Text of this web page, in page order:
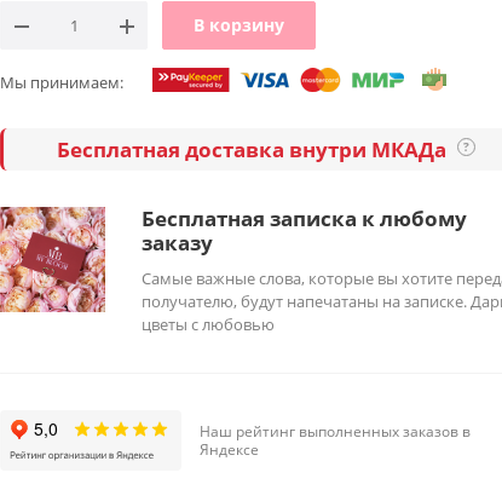
В корзину
Мы принимаем:
Бесплатная доставка внутри МКАДа ?
Бесплатная записка к любому
заказу
Самые важные слова, которые вы хотите
получателю, будут напечатаны на записке.
цветы с любовью
Наш рейтинг выполненных заказов в
Яндексе